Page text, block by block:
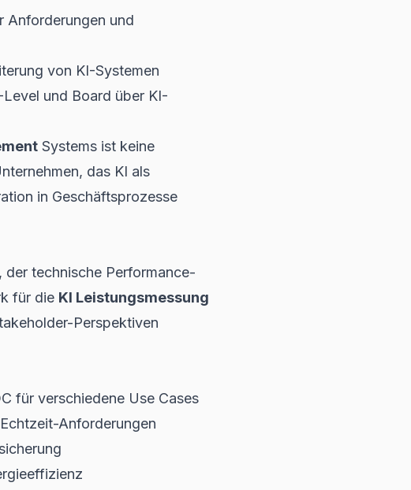
Anforderungen und
von KI-Systemen
und Board über KI-
Systems ist keine
das KI als
in Geschäftsprozesse
der technische Performance-
für die KI Leistungsmessung
Perspektiven
für verschiedene Use Cases
Anforderungen